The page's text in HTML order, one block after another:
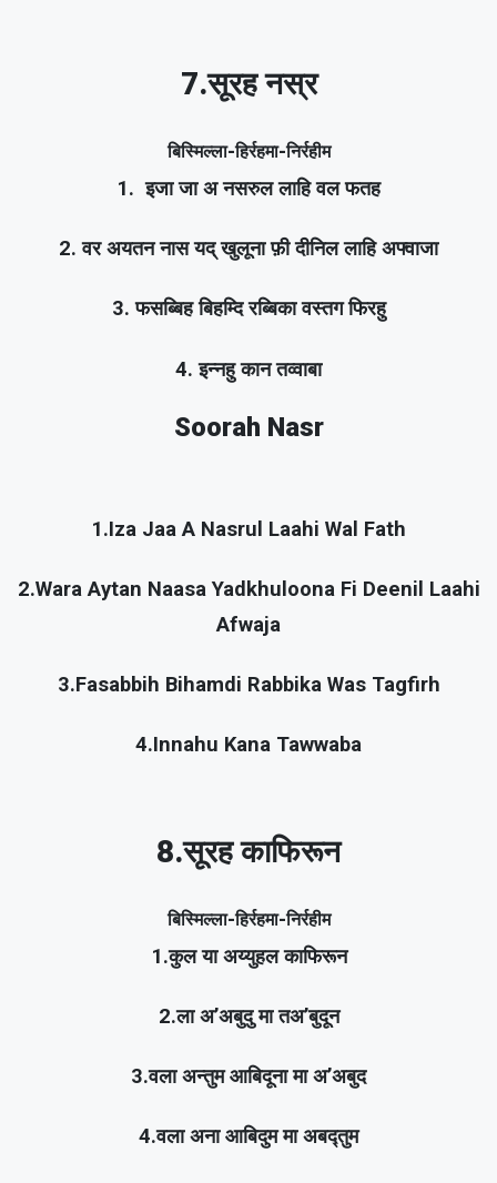
7.सूरह नस्र
बिस्मिल्ला-हिर्रहमा-निर्रहीम
1. इजा जा अ नसरुल लाहि वल फतह
2. वर अयतन नास यद् खुलूना फ़ी दीनिल लाहि अफ्वाजा
3. फसब्बिह बिहम्दि रब्बिका वस्तग फिरहु
4. इन्नहु कान तव्वाबा
Soorah Nasr
1.Iza Jaa A Nasrul Laahi Wal Fath
2.Wara Aytan Naasa Yadkhuloona Fi Deenil Laahi
Afwaja
3.Fasabbih Bihamdi Rabbika Was Tagfirh
4.Innahu Kana Tawwaba
8.सूरह काफिरून
बिस्मिल्ला-हिर्रहमा-निर्रहीम
1.कुल या अय्युहल काफिरून
2.ला अ’अबुदु मा तअ’बुदून
3.वला अन्तुम आबिदूना मा अ’अबुद
4.वला अना आबिदुम मा अबद्तुम